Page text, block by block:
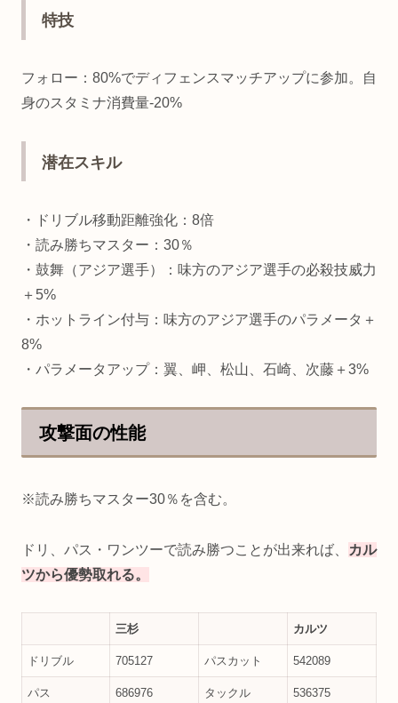
特技
フォロー：80%でディフェンスマッチアップに参加。自
身のスタミナ消費量-20%
潜在スキル
・ドリブル移動距離強化：8倍
・読み勝ちマスター：30％
・鼓舞（アジア選手）：味方のアジア選手の必殺技威力
＋5%
・ホットライン付与：味方のアジア選手のパラメータ＋
8%
・パラメータアップ：翼、岬、松山、石崎、次藤＋3%
攻撃面の性能
※読み勝ちマスター30％を含む。
ドリ、パス・ワンツーで読み勝つことが出来れば、
カル
ツから優勢取れる。
三杉 カルツ
ドリブル 705127 パスカット 542089
パス 686976 タックル 536375